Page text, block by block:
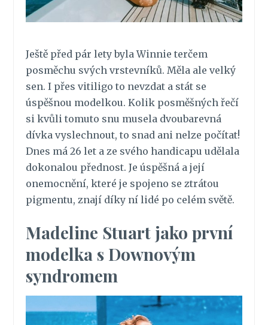
Ještě před pár lety byla Winnie terčem
posměchu svých vrstevníků. Měla ale velký
sen. I přes vitiligo to nevzdat a stát se
úspěšnou modelkou. Kolik posměšných řečí
si kvůli tomuto snu musela dvoubarevná
dívka vyslechnout, to snad ani nelze počítat!
Dnes má 26 let a ze svého handicapu udělala
dokonalou přednost. Je úspěšná a její
onemocnění, které je spojeno se ztrátou
pigmentu, znají díky ní lidé po celém světě.
Madeline Stuart jako první
modelka s Downovým
syndromem